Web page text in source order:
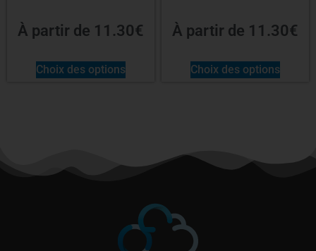
À partir de 11.30€
Choix des options
À partir de 11.30€
Choix des options